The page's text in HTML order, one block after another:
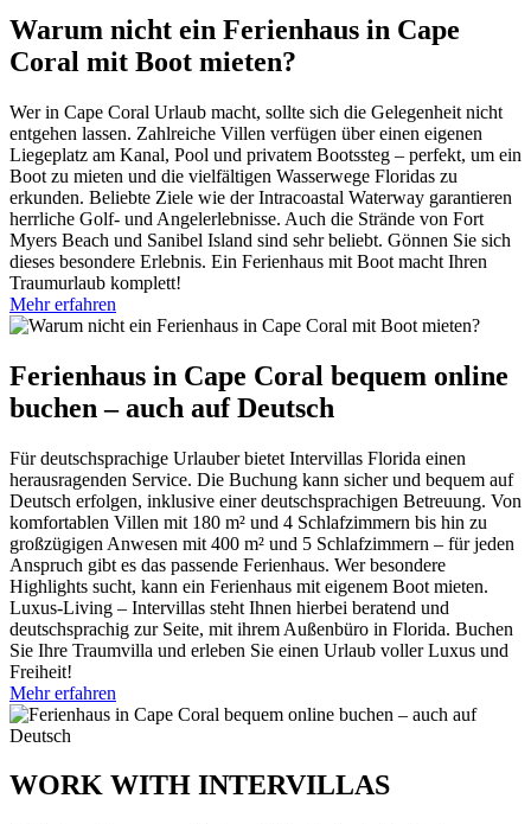
Warum nicht ein Ferienhaus in Cape
Coral mit Boot mieten?
Wer in Cape Coral Urlaub macht, sollte sich die Gelegenheit nicht
entgehen lassen. Zahlreiche Villen verfügen über einen eigenen
Liegeplatz am Kanal, Pool und privatem Bootssteg – perfekt, um ein
Boot zu mieten und die vielfältigen Wasserwege Floridas zu
erkunden. Beliebte Ziele wie der Intracoastal Waterway garantieren
herrliche Golf- und Angelerlebnisse. Auch die Strände von Fort
Myers Beach und Sanibel Island sind sehr beliebt. Gönnen Sie sich
dieses besondere Erlebnis. Ein Ferienhaus mit Boot macht Ihren
Traumurlaub komplett!
Mehr erfahren
Ferienhaus in Cape Coral bequem online
buchen – auch auf Deutsch
Für deutschsprachige Urlauber bietet Intervillas Florida einen
herausragenden Service. Die Buchung kann sicher und bequem auf
Deutsch erfolgen, inklusive einer deutschsprachigen Betreuung. Von
komfortablen Villen mit 180 m² und 4 Schlafzimmern bis hin zu
großzügigen Anwesen mit 400 m² und 5 Schlafzimmern – für jeden
Anspruch gibt es das passende Ferienhaus. Wer besondere
Highlights sucht, kann ein Ferienhaus mit eigenem Boot mieten.
Luxus-Living – Intervillas steht Ihnen hierbei beratend und
deutschsprachig zur Seite, mit ihrem Außenbüro in Florida. Buchen
Sie Ihre Traumvilla und erleben Sie einen Urlaub voller Luxus und
Freiheit!
Mehr erfahren
WORK WITH INTERVILLAS